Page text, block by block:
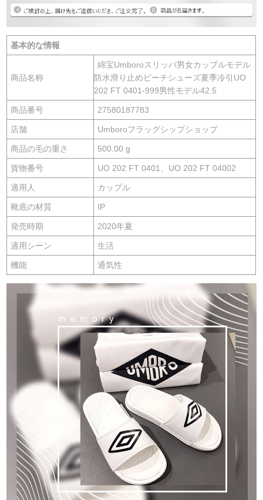
基本的な情報
商品名称
綿宝Umboroスリッパ男女カップルモデル
防水滑り止めビーチシューズ夏季冷引UO
202 FT 0401-999男性モデル42.5
商品番号 27580187783
店舗 Umboroフラッグシップショップ
商品の毛の重さ 500.00 g
貨物番号 UO 202 FT 0401、UO 202 FT 04002
適用人 カップル
靴底の材質 IP
発売時期 2020年夏
適用シーン 生活
機能 通気性